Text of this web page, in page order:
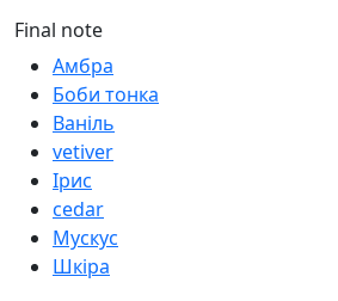
Final note
Амбра
Боби тонка
Ваніль
vetiver
Ірис
cedar
Мускус
Шкіра